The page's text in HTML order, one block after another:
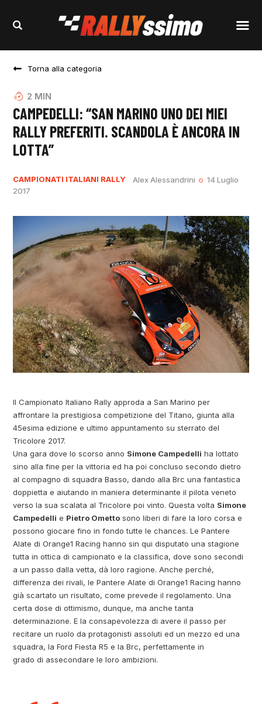
Torna alla categoria
2 MIN
CAMPEDELLI: “SAN MARINO UNO DEI MIEI
RALLY PREFERITI. SCANDOLA È ANCORA IN
LOTTA”
CAMPIONATI ITALIANI RALLY Alex Alessandrini
14 Luglio
2017
Il Campionato Italiano Rally approda a San Marino per
affrontare la prestigiosa competizione del Titano, giunta alla
45esima edizione e ultimo appuntamento su sterrato del
Tricolore 2017.
Una gara dove lo scorso anno Simone Campedelli ha lottato
sino alla fine per la vittoria ed ha poi concluso secondo dietro
al compagno di squadra Basso, dando alla Brc una fantastica
doppietta e aiutando in maniera determinante il pilota veneto
verso la sua scalata al Tricolore poi vinto.Questa volta Simone
Campedelli e Pietro Ometto sono liberi di fare la loro corsa e
possono giocare fino in fondo tutte le chances. Le Pantere
Alate di Orange1 Racing hanno sin qui disputato una stagione
tutta in ottica di campionato e la classifica, dove sono secondi
a un passo dalla vetta, dà loro ragione. Anche perché,
differenza dei rivali, le Pantere Alate di Orange1 Racing hanno
già scartato un risultato, come prevede il regolamento. Una
certa dose di ottimismo, dunque, ma anche tanta
determinazione. E la consapevolezza di avere il passo per
recitare un ruolo da protagonisti assoluti ed un mezzo ed una
squadra, la Ford Fiesta R5 e la Brc, perfettamente in
grado di assecondare le loro ambizioni.